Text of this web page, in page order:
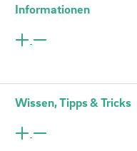
Informationen
Wissen, Tipps & Tricks